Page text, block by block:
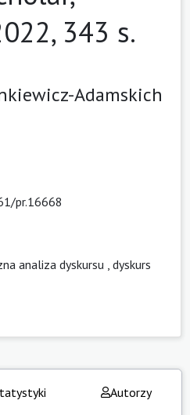
343 s.
Adamskich
pr.16668
analiza dyskursu dyskurs
Autorzy